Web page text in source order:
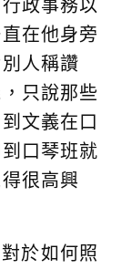
政事務以
在他身旁
人稱讚
只說那些
文義在口
口琴班就
很高興
於如何照